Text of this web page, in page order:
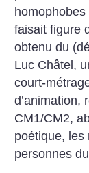
faisait figure
obtenu du
Luc Châtel,
court-
d’animation,
CM1/CM2,
poétique, les
personnes